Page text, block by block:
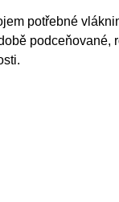
potřebné
podceňované,